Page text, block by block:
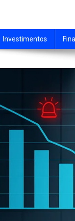
Investimentos